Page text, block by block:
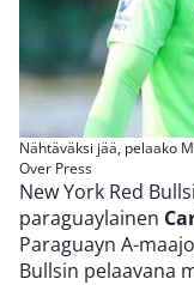
Nähtäväksi jää, pelaako
Over Press
New York Red
paraguaylainen
Paraguayn A-
Bullsin pelaavana